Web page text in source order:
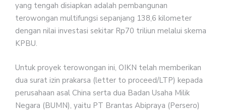
yang tengah disiapkan adalah pembangunan
terowongan multifungsi sepanjang 138,6 kilometer
dengan nilai investasi sekitar Rp70 triliun melalui skema
KPBU.
Untuk proyek terowongan ini, OIKN telah memberikan
dua surat izin prakarsa (letter to proceed/LTP) kepada
perusahaan asal China serta dua Badan Usaha Milik
Negara (BUMN), yaitu PT Brantas Abipraya (Persero)